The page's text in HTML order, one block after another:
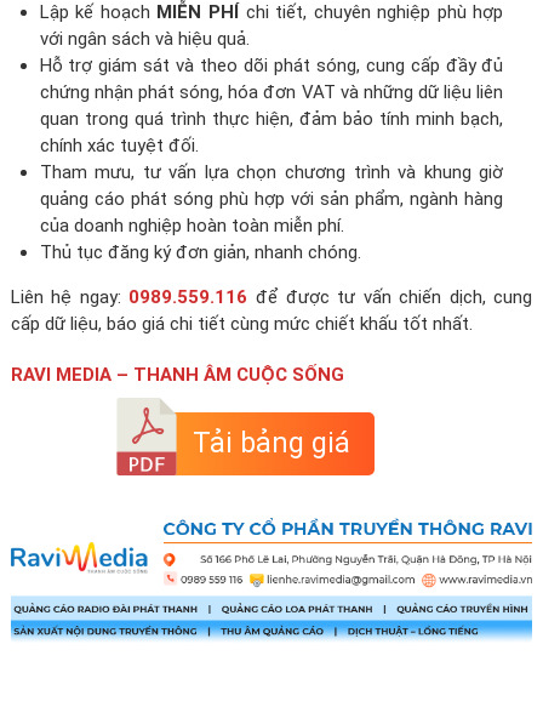
Lập kế hoạch MIỄN PHÍ chi tiết, chuyên nghiệp phù hợp
với ngân sách và hiệu quả.
Hỗ trợ giám sát và theo dõi phát sóng, cung cấp đầy đủ
chứng nhận phát sóng, hóa đơn VAT và những dữ liệu liên
quan trong quá trình thực hiện, đảm bảo tính minh bạch,
chính xác tuyệt đối.
Tham mưu, tư vấn lựa chọn chương trình và khung giờ
quảng cáo phát sóng phù hợp với sản phẩm, ngành hàng
của doanh nghiệp hoàn toàn miễn phí.
Thủ tục đăng ký đơn giản, nhanh chóng.
Liên hệ ngay: 0989.559.116 để được tư vấn chiến dịch, cung
cấp dữ liệu, báo giá chi tiết cùng mức chiết khấu tốt nhất.
RAVI MEDIA – THANH ÂM CUỘC SỐNG
Tải bảng giá